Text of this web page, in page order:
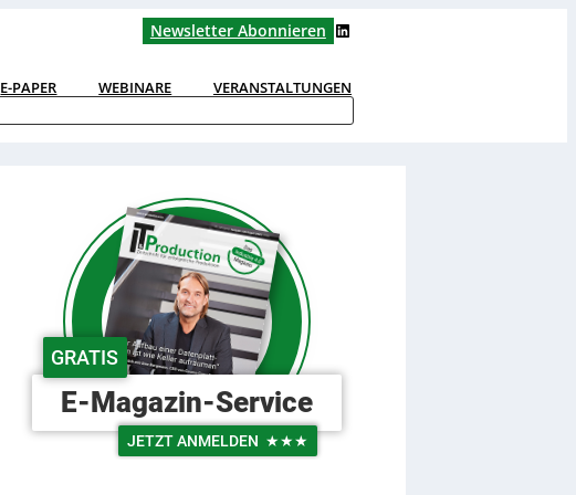
Newsletter Abonnieren LinkedIn
E-PAPER WEBINARE VERANSTALTUNGEN
GRATIS
E-Magazin-Service
JETZT ANMELDEN ★★★